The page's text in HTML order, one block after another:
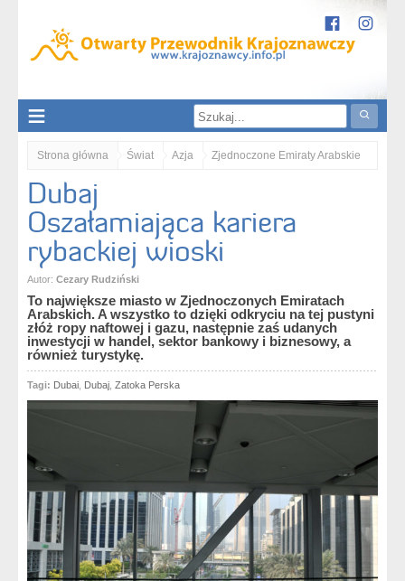
Strona główna Świat Azja Zjednoczone Emiraty Arabskie
Dubaj. Oszałamiająca kariera rybackiej wioski
Dubaj
Oszałamiająca kariera
rybackiej wioski
Autor: Cezary Rudziński
To największe miasto w Zjednoczonych Emiratach
Arabskich. A wszystko to dzięki odkryciu na tej pustyni
złóż ropy naftowej i gazu, następnie zaś udanych
inwestycji w handel, sektor bankowy i biznesowy, a
również turystykę.
Tagi: Dubai Dubaj Zatoka Perska